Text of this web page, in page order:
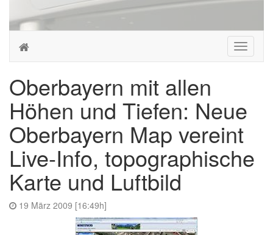
Toggle
Oberbayern mit allen
Höhen und Tiefen: Neue
Oberbayern Map vereint
Live-Info, topographische
Karte und Luftbild
19 März 2009 [16:49h]